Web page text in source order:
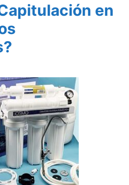
en